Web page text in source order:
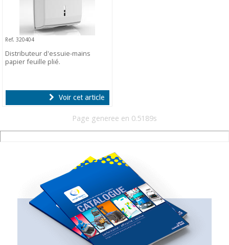
Ref. 320404
Distributeur d'essuie-mains
papier feuille plié.
Voir cet article
Page generee en 0.5189s